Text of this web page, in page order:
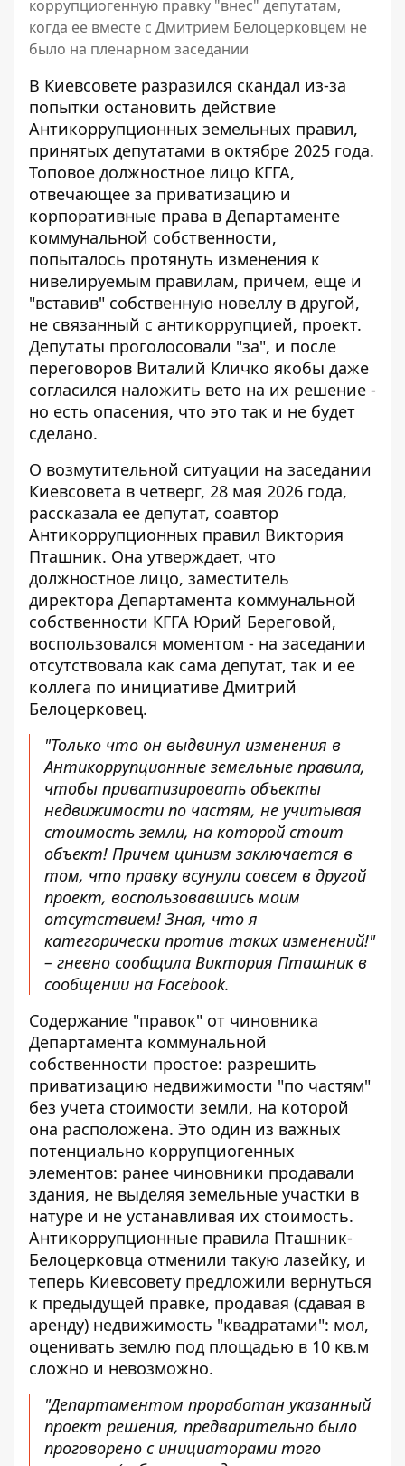
коррупциогенную правку "внес" депутатам,
когда ее вместе с Дмитрием Белоцерковцем не
было на пленарном заседании
В Киевсовете разразился скандал из-за
попытки остановить действие
Антикоррупционных земельных правил,
принятых депутатами в октябре 2025 года.
Топовое должностное лицо КГГА,
отвечающее за приватизацию и
корпоративные права в Департаменте
коммунальной собственности,
попыталось протянуть изменения к
нивелируемым правилам, причем, еще и
"вставив" собственную новеллу в другой,
не связанный с антикоррупцией, проект.
Депутаты проголосовали "за", и после
переговоров Виталий Кличко якобы даже
согласился наложить вето на их решение -
но есть опасения, что это так и не будет
сделано.
О возмутительной ситуации на заседании
Киевсовета в четверг, 28 мая 2026 года,
рассказала ее депутат, соавтор
Антикоррупционных правил Виктория
Пташник. Она утверждает, что
должностное лицо, заместитель
директора Департамента коммунальной
собственности КГГА Юрий Береговой,
воспользовался моментом - на заседании
отсутствовала как сама депутат, так и ее
коллега по инициативе Дмитрий
Белоцерковец.
"Только что он выдвинул изменения в
Антикоррупционные земельные правила,
чтобы приватизировать объекты
недвижимости по частям, не учитывая
стоимость земли, на которой стоит
объект! Причем цинизм заключается в
том, что правку всунули совсем в другой
проект, воспользовавшись моим
отсутствием! Зная, что я
категорически против таких изменений!"
– гневно сообщила Виктория Пташник в
сообщении на Facebook.
Содержание "правок" от чиновника
Департамента коммунальной
собственности простое: разрешить
приватизацию недвижимости "по частям"
без учета стоимости земли, на которой
она расположена. Это один из важных
потенциально коррупциогенных
элементов: ранее чиновники продавали
здания, не выделяя земельные участки в
натуре и не устанавливая их стоимость.
Антикоррупционные правила Пташник-
Белоцерковца отменили такую ​​лазейку, и
теперь Киевсовету предложили вернуться
к предыдущей правке, продавая (сдавая в
аренду) недвижимость "квадратами": мол,
оценивать землю под площадью в 10 кв.м
сложно и невозможно.
"Департаментом проработан указанный
проект решения, предварительно было
проговорено с инициаторами того